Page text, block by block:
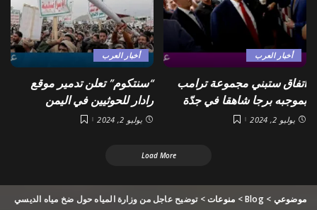
أخبار العرب
اتفاق ستبني مجموعة ترامب
بموجبه برجا شاهقا في جدّة
يوليو 2, 2024
أخبار العرب
“سنتكوم” تعلن تدمير موقع
رادار للحوثيين في اليمن
يوليو 2, 2024
Load More
موضوعي >
Blog
> منوعات>توضيح عاجل من وزارة المياه حول ضخ مياه الديسي